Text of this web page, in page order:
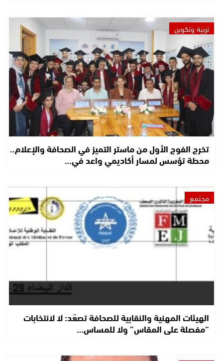
تربية وتكوين
تخرج الفوج الأول من ماستر التميز في الصحافة والإعلام..
محطة تؤسس لمسار أكاديمي واعد في…
مجتمع
الهيئات المهنية والنقابية للصحافة تصعّد: لا لانتخابات
“مفصلة على المقاس” ولا للمساس…